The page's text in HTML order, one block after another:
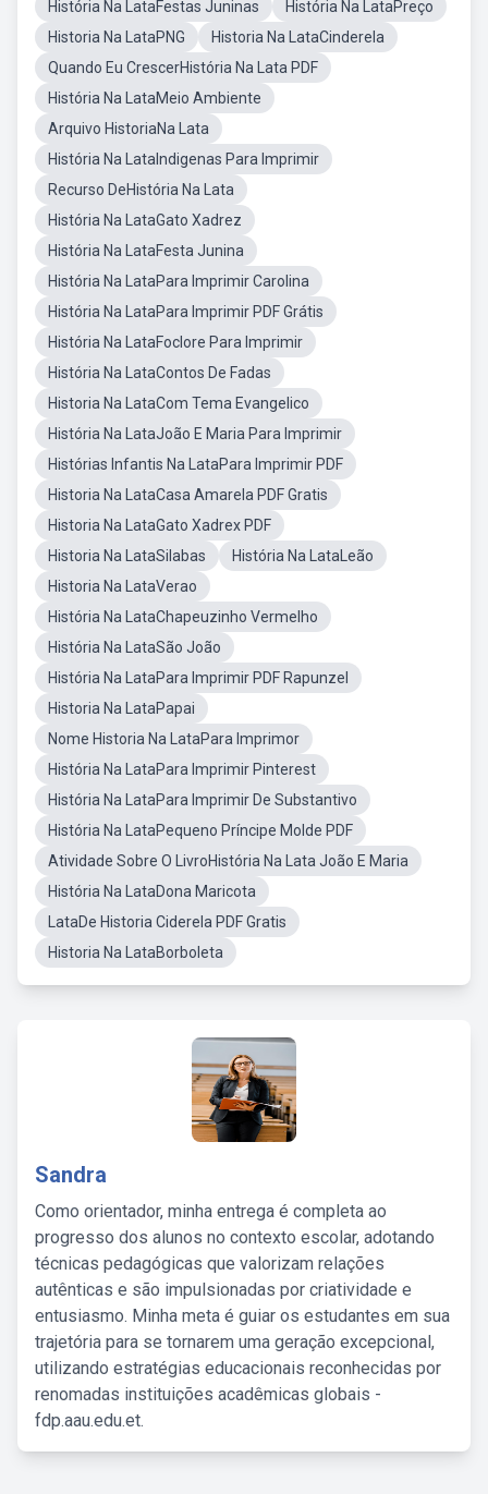
História Na LataFestas Juninas
História Na LataPreço
Historia Na LataPNG
Historia Na LataCinderela
Quando Eu CrescerHistória Na Lata PDF
História Na LataMeio Ambiente
Arquivo HistoriaNa Lata
História Na LataIndigenas Para Imprimir
Recurso DeHistória Na Lata
História Na LataGato Xadrez
História Na LataFesta Junina
História Na LataPara Imprimir Carolina
História Na LataPara Imprimir PDF Grátis
História Na LataFoclore Para Imprimir
História Na LataContos De Fadas
Historia Na LataCom Tema Evangelico
História Na LataJoão E Maria Para Imprimir
Histórias Infantis Na LataPara Imprimir PDF
Historia Na LataCasa Amarela PDF Gratis
Historia Na LataGato Xadrex PDF
Historia Na LataSilabas
História Na LataLeão
Historia Na LataVerao
História Na LataChapeuzinho Vermelho
História Na LataSão João
História Na LataPara Imprimir PDF Rapunzel
Historia Na LataPapai
Nome Historia Na LataPara Imprimor
História Na LataPara Imprimir Pinterest
História Na LataPara Imprimir De Substantivo
História Na LataPequeno Príncipe Molde PDF
Atividade Sobre O LivroHistória Na Lata João E Maria
História Na LataDona Maricota
LataDe Historia Ciderela PDF Gratis
Historia Na LataBorboleta
Sandra
Como orientador, minha entrega é completa ao
progresso dos alunos no contexto escolar, adotando
técnicas pedagógicas que valorizam relações
autênticas e são impulsionadas por criatividade e
entusiasmo. Minha meta é guiar os estudantes em sua
trajetória para se tornarem uma geração excepcional,
utilizando estratégias educacionais reconhecidas por
renomadas instituições acadêmicas globais -
fdp.aau.edu.et.